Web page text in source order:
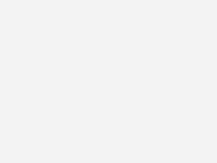
командный и
кейрин и мэдисон), а
призер
при и в Москве, и